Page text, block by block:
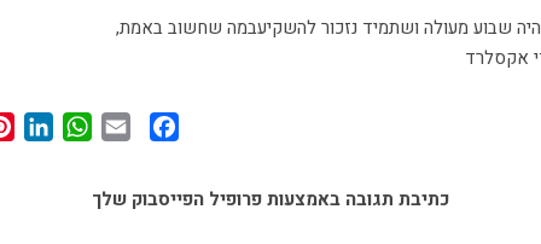
שבוע מעולה ושתמיד נזכור להשקיעבמה שחשוב באמת,
אקסלרד
Email
כתיבת תגובה באמצעות פרופיל הפייסבוק שלך